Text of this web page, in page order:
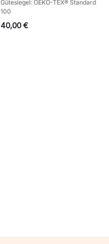
Gütesiegel: OEKO-TEX® Standard
100
40,00€